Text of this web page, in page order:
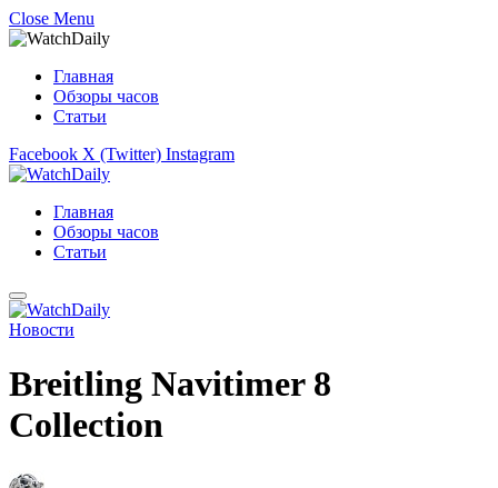
Close Menu
Главная
Обзоры часов
Статьи
Facebook X (Twitter) Instagram
Главная
Обзоры часов
Статьи
Новости
Breitling Navitimer 8
Collection